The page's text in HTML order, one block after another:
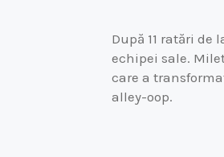
După 11 ratări
echipei sale.
care a
alley-oop.